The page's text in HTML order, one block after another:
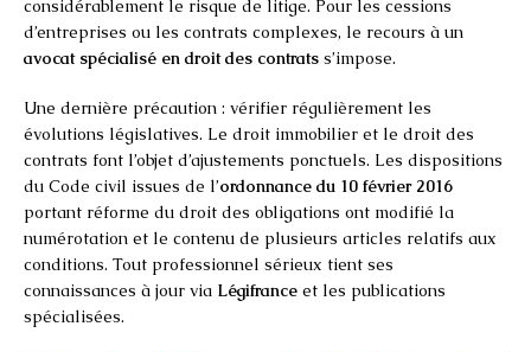
considérablement le risque de litige. Pour les cessions
d’entreprises ou les contrats complexes, le recours à un
avocat spécialisé en droit des contrats s’impose.
Une dernière précaution : vérifier régulièrement les
évolutions législatives. Le droit immobilier et le droit des
contrats font l’objet d’ajustements ponctuels. Les dispositions
du Code civil issues de l’ordonnance du 10 février 2016
portant réforme du droit des obligations ont modifié la
numérotation et le contenu de plusieurs articles relatifs aux
conditions. Tout professionnel sérieux tient ses
connaissances à jour via Légifrance et les publications
spécialisées.